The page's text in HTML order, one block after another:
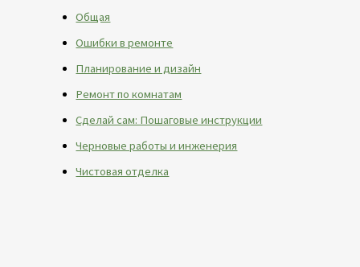
Общая
Ошибки в ремонте
Планирование и дизайн
Ремонт по комнатам
Сделай сам: Пошаговые инструкции
Черновые работы и инженерия
Чистовая отделка